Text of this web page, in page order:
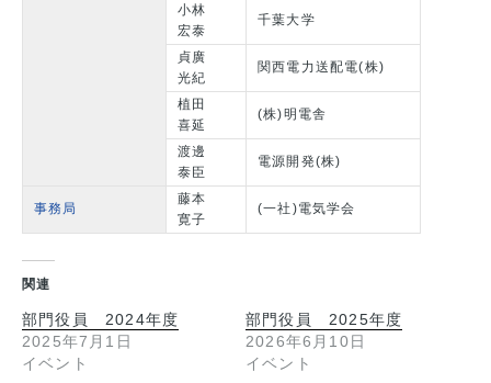
小林
宏泰
千葉大学
貞廣
光紀
関西電力送配電(株)
植田
喜延
(株)明電舎
渡邊
泰臣
電源開発(株)
事務局
藤本
寛子
(一社)電気学会
関連
部門役員 2024年度
2025年7月1日
イベント
部門役員 2025年度
2026年6月10日
イベント